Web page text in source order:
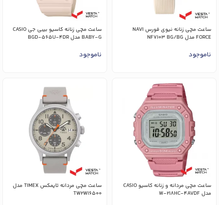
ساعت مچی زنانه نیوی فورس NAVI
FORCE مدل NF7103 BG/BG
ناموجود
ساعت مچی زنانه کاسیو بیبی جی CASIO
BABY-G مدل BGD-565U-4DR
ناموجود
ساعت مچی مردانه و زنانه کاسیو CASIO
مدل W-218HC-4AVDF
ساعت مچی مردانه تایمکس TIMEX مدل
TW2W16500